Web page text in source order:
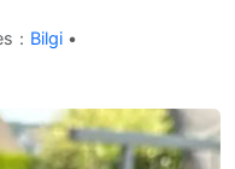
： Bilgi •